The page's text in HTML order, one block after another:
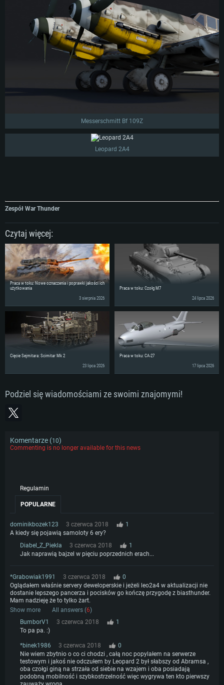
Messerschmitt Bf 109Z
Leopard 2A4
Zespół War Thunder
Czytaj więcej:
Praca w toku: Nowe oznaczenia i poprawki jakości ich
użytkowania
3 sierpnia 2026
Praca w toku: Czołg M7
24 lipca 2026
Cięcie Sejmitara: Scimitar Mk 2
23 lipca 2026
Praca w toku: CA-27
17 lipca 2026
Podziel się wiadomościami ze swoimi znajomymi!
Komentarze (10)
Commenting is no longer available for this news
Regulamin
POPULARNE
dominikbozek123 3 czerwca 2018
1
A kiedy się pojawią samoloty 6 ery?
Diabel_Z_Piekla
3 czerwca 2018
1
Jak naprawią bajzel w pięciu poprzednich erach...
*Grabowiak1991 3 czerwca 2018
0
Oglądałem właśnie servery deweloperskie i jeżeli leo2a4 w aktualizacji nie
dostanie lepszego pancerza i pocisków go kończę przygodę z biasthunder.
Mam nadzieję że to tylko żart.
Show more
All answers (6)
BumborV1
3 czerwca 2018
1
To pa pa. :)
*binek1986 3 czerwca 2018
0
Nie wiem zbytnio o co ci chodzi , całą noc popylałem na serwerze
testowym i jakoś nie odczułem by Leopard 2 był słabszy od Abramsa ,
oba czołgi giną na strzała od siebie na wzajem i oba posiadają
podobną mobilność i szybkostrzelność więc wygrywa ten kto pierwszy